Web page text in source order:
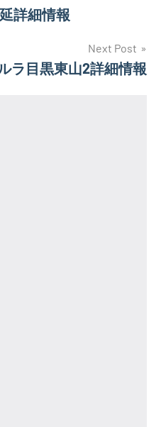
詳細情報
Next Post
ラ目黒東山2詳細情報